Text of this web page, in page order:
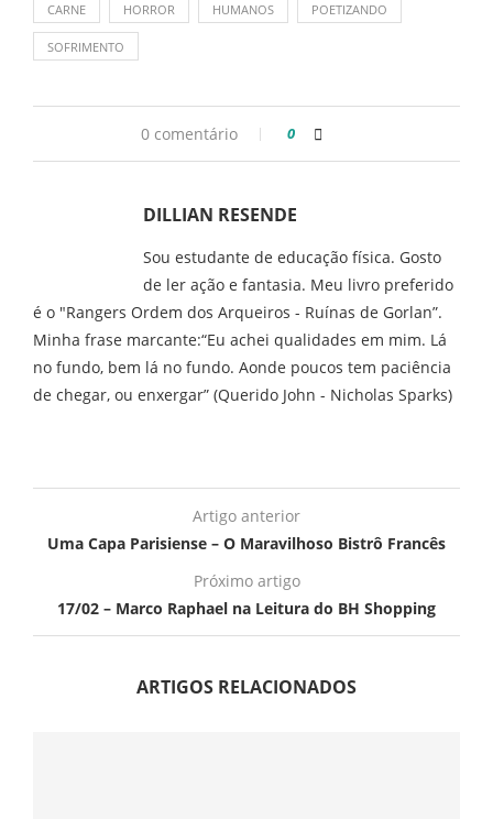
CARNE HORROR HUMANOS POETIZANDO
SOFRIMENTO
0 comentário 0
DILLIAN RESENDE
Sou estudante de educação física. Gosto
de ler ação e fantasia. Meu livro preferido
é o "Rangers Ordem dos Arqueiros - Ruínas de Gorlan”.
Minha frase marcante:“Eu achei qualidades em mim. Lá
no fundo, bem lá no fundo. Aonde poucos tem paciência
de chegar, ou enxergar” (Querido John - Nicholas Sparks)
Artigo anterior
Uma Capa Parisiense – O Maravilhoso Bistrô Francês
Próximo artigo
17/02 – Marco Raphael na Leitura do BH Shopping
ARTIGOS RELACIONADOS